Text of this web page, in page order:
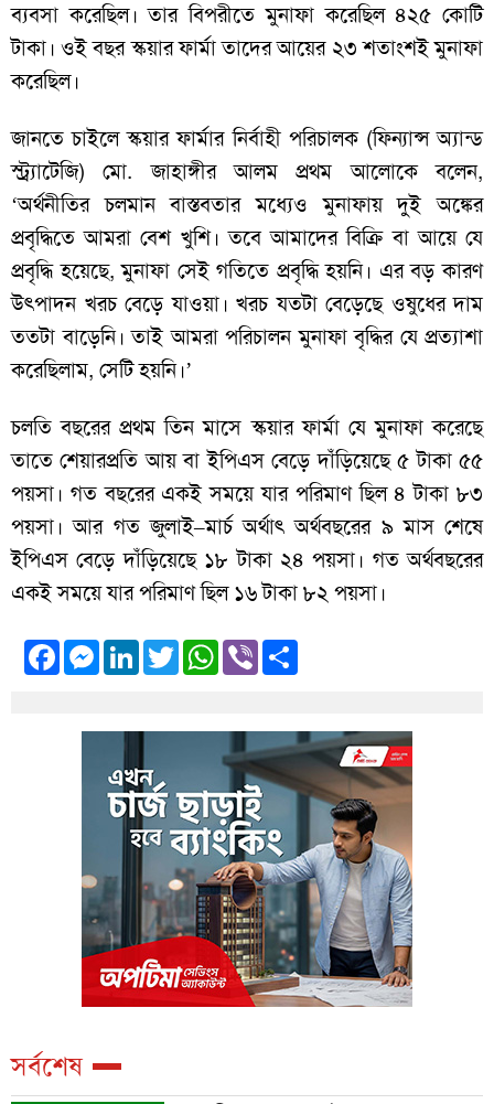
ব্যবসা করেছিল। তার বিপরীতে মুনাফা করেছিল ৪২৫ কোটি
টাকা। ওই বছর স্কয়ার ফার্মা তাদের আয়ের ২৩ শতাংশই মুনাফা
করেছিল।
জানতে চাইলে স্কয়ার ফার্মার নির্বাহী পরিচালক (ফিন্যান্স অ্যান্ড
স্ট্র্যাটেজি) মো. জাহাঙ্গীর আলম প্রথম আলোকে বলেন,
‘অর্থনীতির চলমান বাস্তবতার মধ্যেও মুনাফায় দুই অঙ্কের
প্রবৃদ্ধিতে আমরা বেশ খুশি। তবে আমাদের বিক্রি বা আয়ে যে
প্রবৃদ্ধি হয়েছে, মুনাফা সেই গতিতে প্রবৃদ্ধি হয়নি। এর বড় কারণ
উৎপাদন খরচ বেড়ে যাওয়া। খরচ যতটা বেড়েছে ওষুধের দাম
ততটা বাড়েনি। তাই আমরা পরিচালন মুনাফা বৃদ্ধির যে প্রত্যাশা
করেছিলাম, সেটি হয়নি।’
চলতি বছরের প্রথম তিন মাসে স্কয়ার ফার্মা যে মুনাফা করেছে
তাতে শেয়ারপ্রতি আয় বা ইপিএস বেড়ে দাঁড়িয়েছে ৫ টাকা ৫৫
পয়সা। গত বছরের একই সময়ে যার পরিমাণ ছিল ৪ টাকা ৮৩
পয়সা। আর গত জুলাই–মার্চ অর্থাৎ অর্থবছরের ৯ মাস শেষে
ইপিএস বেড়ে দাঁড়িয়েছে ১৮ টাকা ২৪ পয়সা। গত অর্থবছরের
একই সময়ে যার পরিমাণ ছিল ১৬ টাকা ৮২ পয়সা।
Facebook
Messenger
LinkedIn
TwitterWhatsApp
Viber
সর্বশেষ